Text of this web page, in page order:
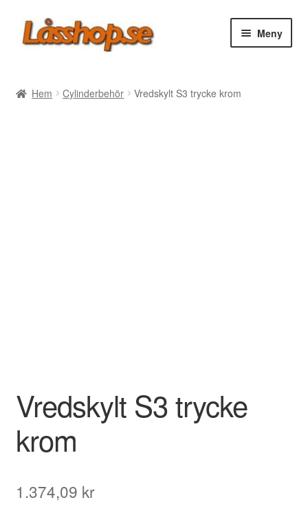
Hoppa
till
Hoppa
till
Meny
Hem Cylinderbehör Vredskylt S3 trycke krom
Vredskylt S3 trycke
krom
1.374,09 kr